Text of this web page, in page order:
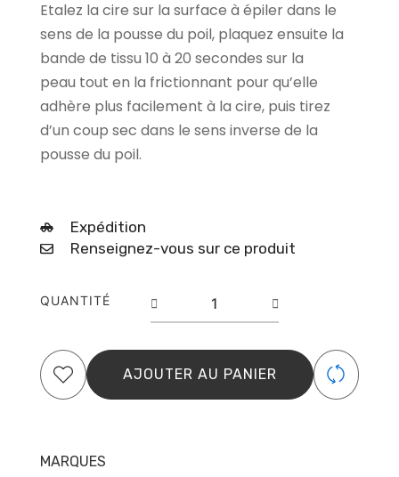
Etalez la cire sur la surface à épiler dans le
sens de la pousse du poil, plaquez ensuite la
bande de tissu 10 à 20 secondes sur la
peau tout en la frictionnant pour qu’elle
adhère plus facilement à la cire, puis tirez
d’un coup sec dans le sens inverse de la
pousse du poil.
Expédition
Renseignez-vous sur ce produit
QUANTITÉ
épilation
sage
x250
AJOUTER AU PANIER
MARQUES